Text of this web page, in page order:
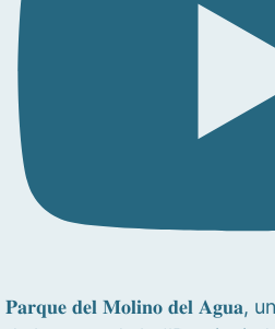
𝐏𝐚𝐫𝐪𝐮𝐞 𝐝𝐞𝐥 𝐌𝐨𝐥𝐢𝐧𝐨 𝐝𝐞𝐥 𝐀𝐠𝐮𝐚,